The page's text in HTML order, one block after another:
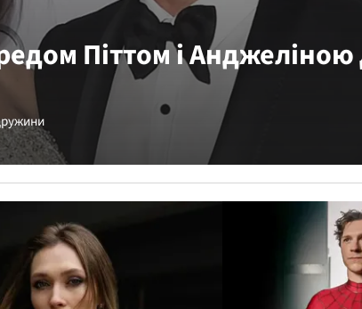
Піттом і Анджеліною